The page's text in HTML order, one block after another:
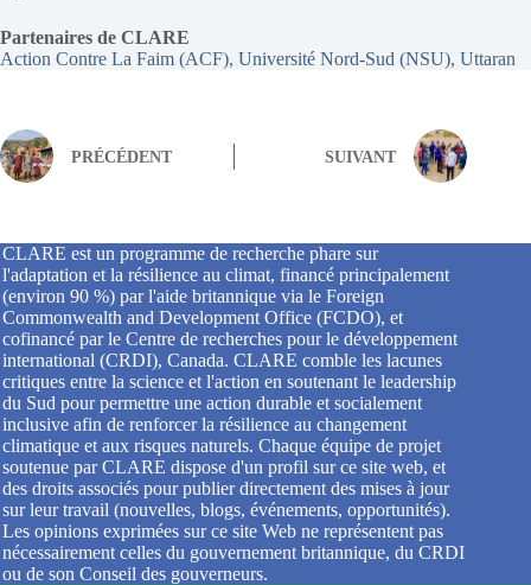
Partenaires de CLARE
Action Contre La Faim (ACF), Université Nord-Sud (NSU), Uttaran
PRÉCÉDENT SUIVANT
CLARE est un programme de recherche phare sur
l'adaptation et la résilience au climat, financé principalement
(environ 90 %) par l'aide britannique via le Foreign
Commonwealth and Development Office (FCDO), et
cofinancé par le Centre de recherches pour le développement
international (CRDI), Canada. CLARE comble les lacunes
critiques entre la science et l'action en soutenant le leadership
du Sud pour permettre une action durable et socialement
inclusive afin de renforcer la résilience au changement
climatique et aux risques naturels. Chaque équipe de projet
soutenue par CLARE dispose d'un profil sur ce site web, et
des droits associés pour publier directement des mises à jour
sur leur travail (nouvelles, blogs, événements, opportunités).
Les opinions exprimées sur ce site Web ne représentent pas
nécessairement celles du gouvernement britannique, du CRDI
ou de son Conseil des gouverneurs.